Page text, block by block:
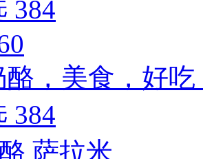
，美食，好
384